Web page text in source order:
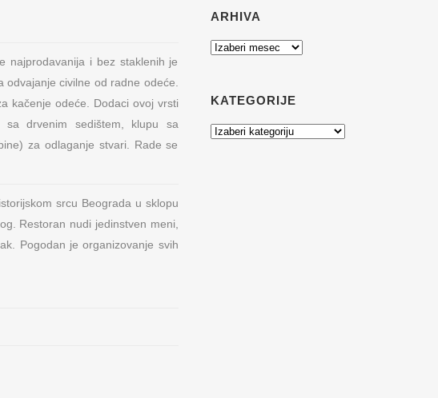
najprodavanija i bez staklenih je
civilne od radne odeće.
kačenje odeće. Dodaci ovoj vrsti
sa drvenim sedištem, klupu sa
za odlaganje stvari. Rade se
srcu Beograda u sklopu
Restoran nudi jedinstven meni,
Pogodan je organizovanje svih
ARHIVA
Arhiva
KATEGORIJE
Kategorije